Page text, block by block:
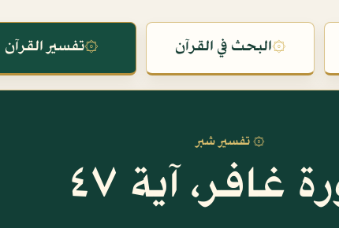
۞البحث في القرآن ۞تفسير القرآن
۞ تفسير شبر
غافر، آية ٤٧